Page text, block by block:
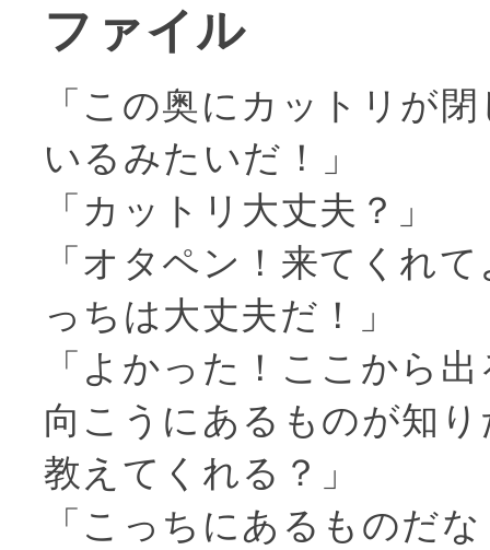
ファイル
「この奥にカットリが
いるみたいだ！」
「カットリ大丈夫？」
「オタペン！来てくれ
っちは大丈夫だ！」
「よかった！ここから
向こうにあるものが知
教えてくれる？」
「こっちにあるものだ